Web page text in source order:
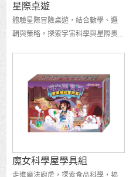
星際桌遊
體驗星際冒險桌遊，結合數學、邏
輯與策略，探索宇宙科學與星際奧...
魔女科學屋學具組
走進魔法廚房，探索食品科學，揭